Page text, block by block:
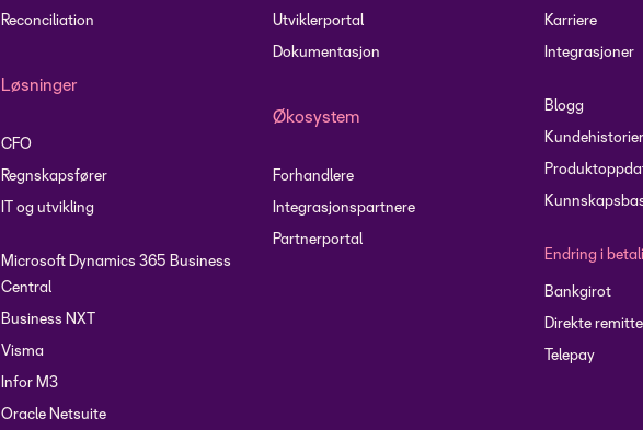
Reconciliation
Løsninger
CFO
Regnskapsfører
IT og utvikling
Microsoft Dynamics 365 Business
Central
Business NXT
Visma
Infor M3
Oracle Netsuite
Utviklerportal
Dokumentasjon
Økosystem
Forhandlere
Integrasjonspartnere
Partnerportal
Karriere
Integrasjoner
Blogg
Kundehistorier
Endring i
Bankgirot
Direkte
Telepay